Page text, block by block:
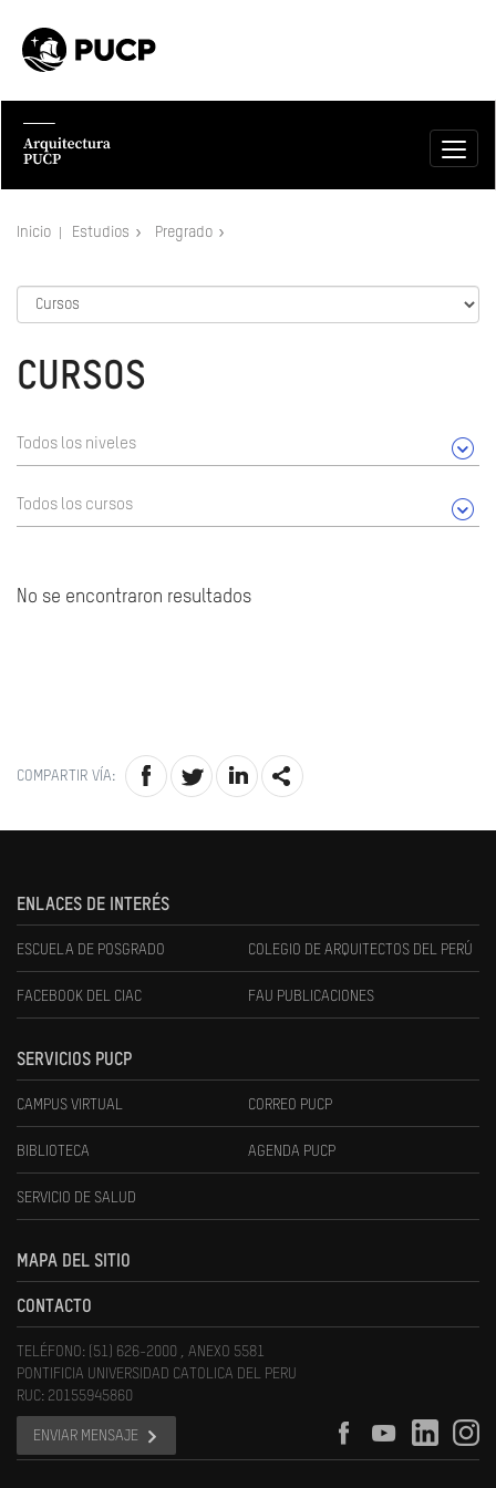
Inicio Estudios Pregrado
CURSOS
Todos los niveles
Todos los cursos
No se encontraron resultados
COMPARTIR VÍA:
ENLACES DE INTERÉS
ESCUELA DE POSGRADO COLEGIO DE ARQUITECTOS DEL PERÚ
FACEBOOK DEL CIAC FAU PUBLICACIONES
SERVICIOS PUCP
CAMPUS VIRTUAL CORREO PUCP
BIBLIOTECA AGENDA PUCP
SERVICIO DE SALUD
MAPA DEL SITIO
CONTACTO
TELÉFONO: (51) 626-2000 , ANEXO 5581
PONTIFICIA UNIVERSIDAD CATOLICA DEL PERU
RUC: 20155945860
ENVIAR MENSAJE